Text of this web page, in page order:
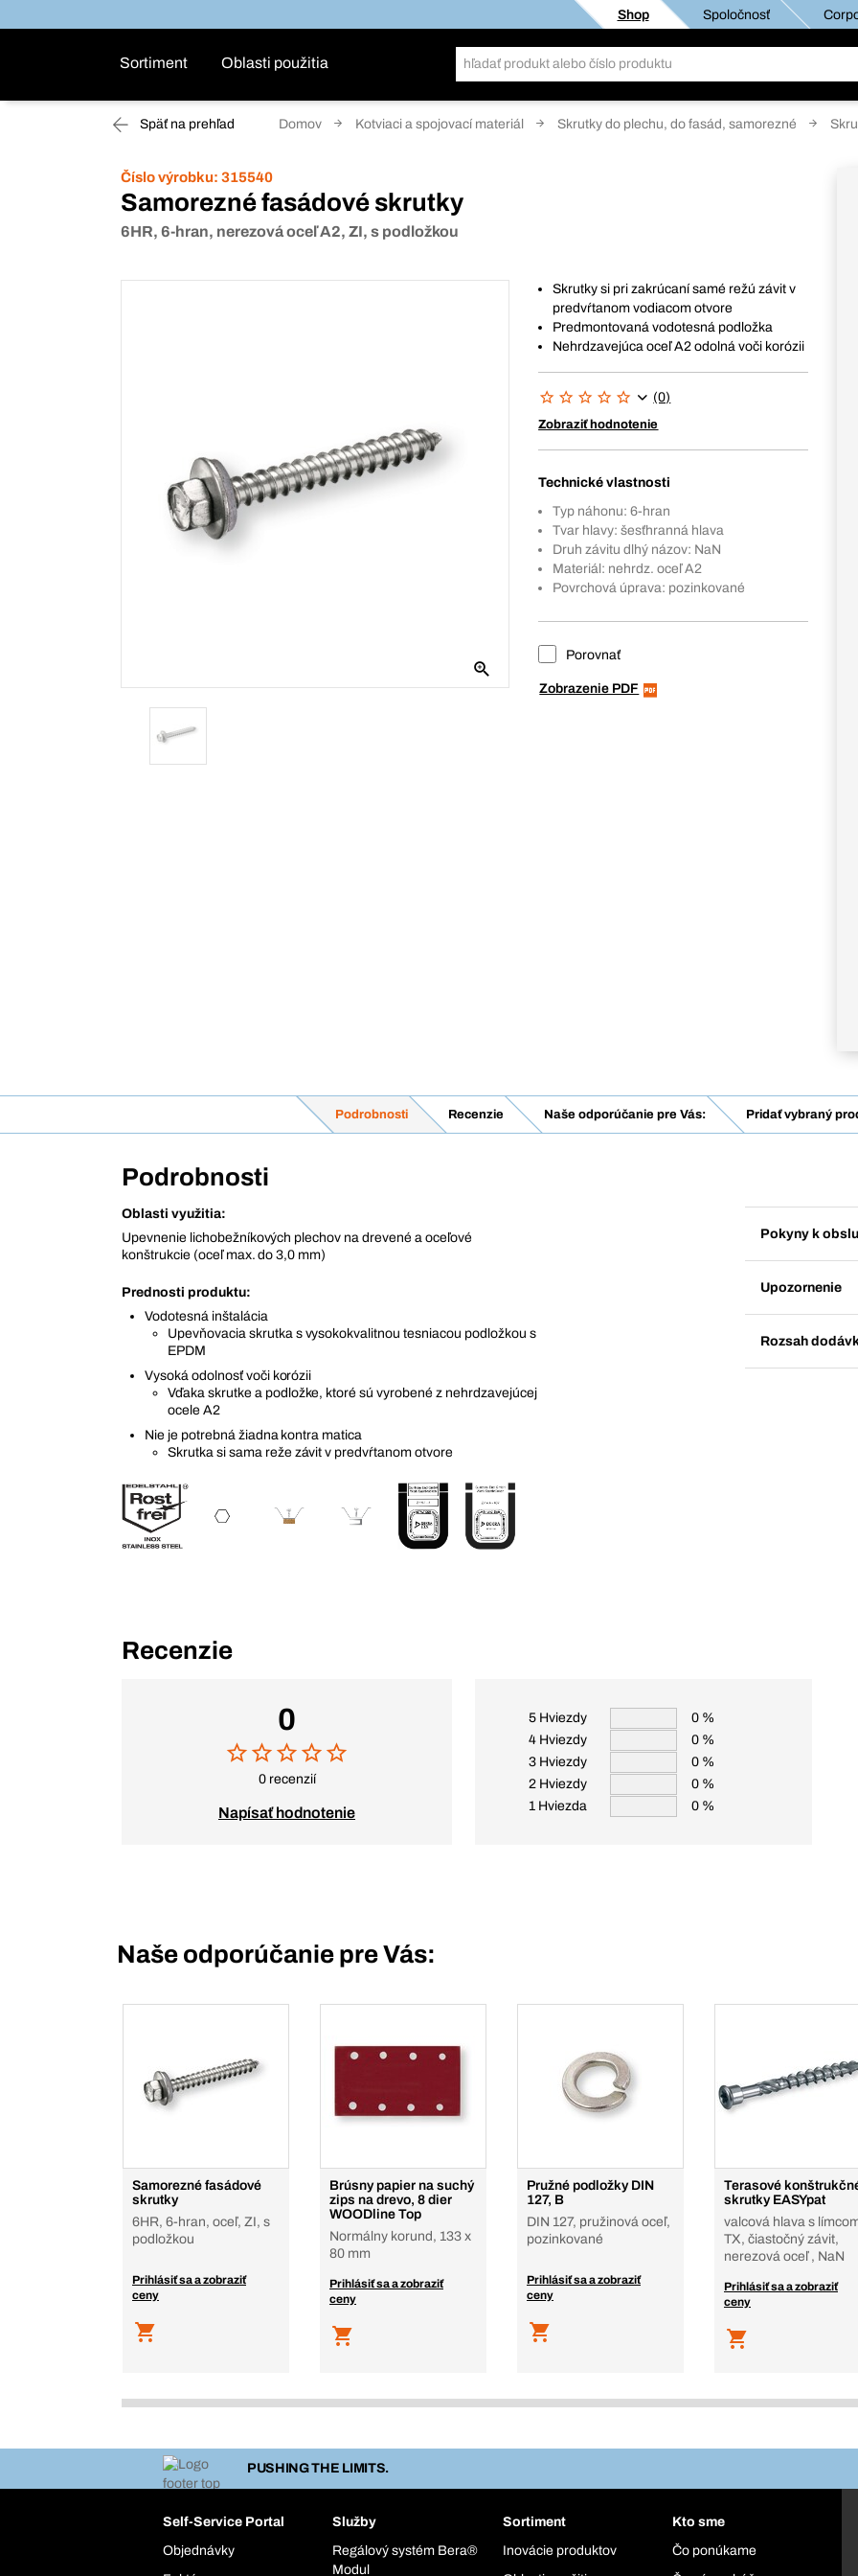
Shop Spoločnosť
Sortiment Oblasti použitia
Späť na prehľad Domov Kotviaci a spojovací materiál Skrutky do plechu, do fasád, samorezné
Číslo výrobku: 315540
Samorezné fasádové skrutky
6HR, 6-hran, nerezová oceľ A2, ZI, s podložkou
Skrutky si pri zakrúcaní samé režú závit v
predvŕtanom vodiacom otvore
Predmontovaná vodotesná podložka
Nehrdzavejúca oceľ A2 odolná voči korózii
(0)
Zobraziť hodnotenie
Technické vlastnosti
Typ náhonu: 6-hran
Tvar hlavy: šesťhranná hlava
Druh závitu dlhý názov: NaN
Materiál: nehrdz. oceľ A2
Povrchová úprava: pozinkované
Porovnať
Zobrazenie PDF
Podrobnosti Recenzie Naše odporúčanie pre Vás: Pridať vybraný
Podrobnosti
Oblasti využitia:
Upevnenie lichobežníkových plechov na drevené a oceľové
konštrukcie (oceľ max. do 3,0 mm)
Prednosti produktu:
Vodotesná inštalácia
Upevňovacia skrutka s vysokokvalitnou tesniacou podložkou s
EPDM
Vysoká odolnosť voči korózii
Vďaka skrutke a podložke, ktoré sú vyrobené z nehrdzavejúcej
ocele A2
Nie je potrebná žiadna kontra matica
Skrutka si sama reže závit v predvŕtanom otvore
Pokyny k
Upozornenie
Rozsah
Recenzie
0
0 recenzií
Napísať hodnotenie
5 Hviezdy
0 %
4 Hviezdy
0 %
3 Hviezdy
0 %
2 Hviezdy
0 %
1 Hviezda
0 %
Naše odporúčanie pre Vás:
Samorezné fasádové
skrutky
6HR, 6-hran, oceľ, ZI, s
podložkou
Prihlásiť sa a zobraziť
ceny
Brúsny papier na suchý
zips na drevo, 8 dier
WOODline Top
Normálny korund, 133 x
80 mm
Prihlásiť sa a zobraziť
ceny
Pružné podložky DIN
127, B
DIN 127, pružinová oceľ,
pozinkované
Prihlásiť sa a zobraziť
ceny
Terasové
skrutky EASYpat
valcová hlava s
TX, čiastočný závit,
nerezová oceľ , NaN
Prihlásiť sa a zobraziť
ceny
PUSHING THE LIMITS.
Self-Service Portal
Objednávky
Služby
Regálový systém Bera®
Modul
Sortiment
Inovácie produktov
Kto sme
Čo ponúkame